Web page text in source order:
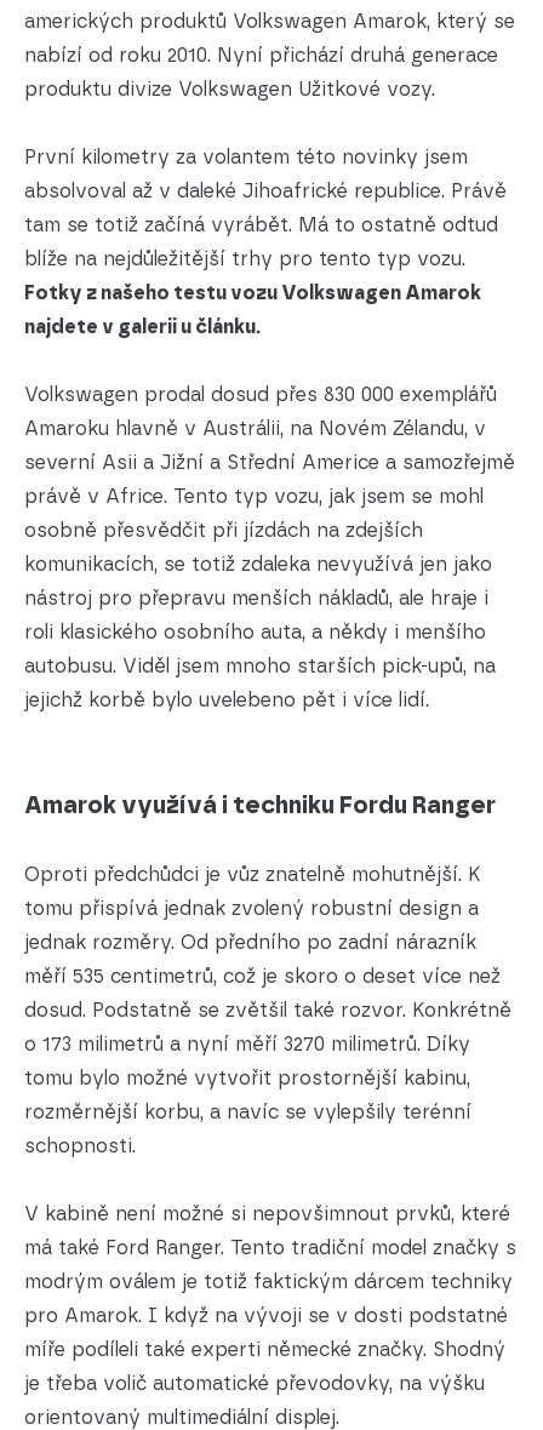
amerických produktů Volkswagen Amarok, který se
nabízí od roku 2010. Nyní přichází druhá generace
produktu divize Volkswagen Užitkové vozy.
První kilometry za volantem této novinky jsem
absolvoval až v daleké Jihoafrické republice. Právě
tam se totiž začíná vyrábět. Má to ostatně odtud
blíže na nejdůležitější trhy pro tento typ vozu.
Fotky z našeho testu vozu Volkswagen Amarok
najdete v galerii u článku.
Volkswagen prodal dosud přes 830 000 exemplářů
Amaroku hlavně v Austrálii, na Novém Zélandu, v
severní Asii a Jižní a Střední Americe a samozřejmě
právě v Africe. Tento typ vozu, jak jsem se mohl
osobně přesvědčit při jízdách na zdejších
komunikacích, se totiž zdaleka nevyužívá jen jako
nástroj pro přepravu menších nákladů, ale hraje i
roli klasického osobního auta, a někdy i menšího
autobusu. Viděl jsem mnoho starších pick-upů, na
jejichž korbě bylo uvelebeno pět i více lidí.
Amarok využívá i techniku Fordu Ranger
Oproti předchůdci je vůz znatelně mohutnější. K
tomu přispívá jednak zvolený robustní design a
jednak rozměry. Od předního po zadní nárazník
měří 535 centimetrů, což je skoro o deset více než
dosud. Podstatně se zvětšil také rozvor. Konkrétně
o 173 milimetrů a nyní měří 3270 milimetrů. Díky
tomu bylo možné vytvořit prostornější kabinu,
rozměrnější korbu, a navíc se vylepšily terénní
schopnosti.
V kabině není možné si nepovšimnout prvků, které
má také Ford Ranger. Tento tradiční model značky s
modrým oválem je totiž faktickým dárcem techniky
pro Amarok. I když na vývoji se v dosti podstatné
míře podíleli také experti německé značky. Shodný
je třeba volič automatické převodovky, na výšku
orientovaný multimediální displej.